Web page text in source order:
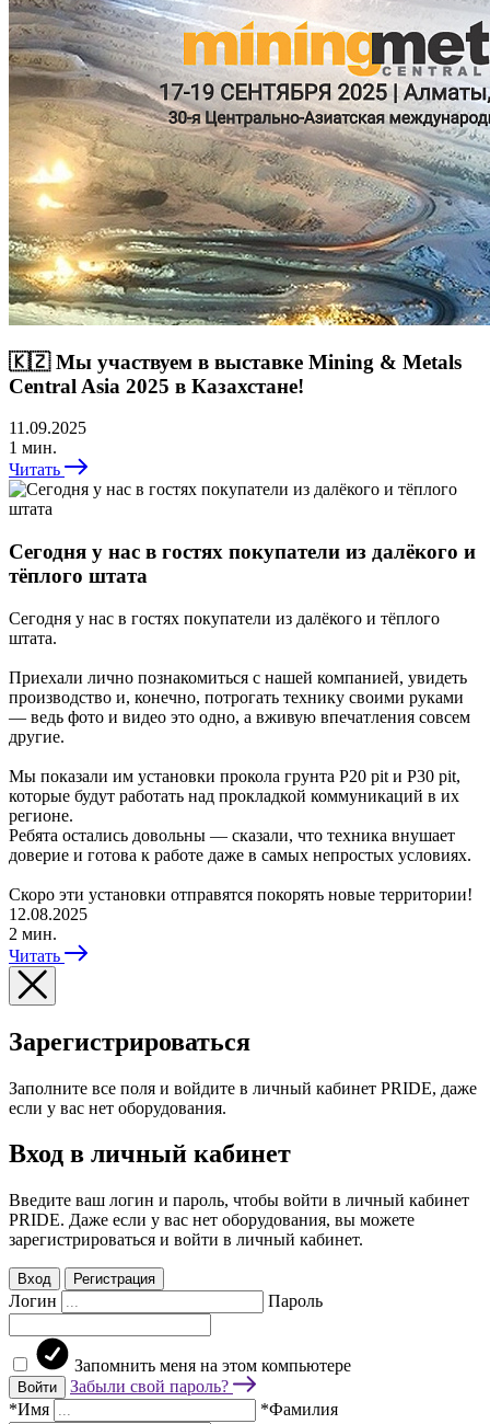
🇰🇿 Мы участвуем в выставке Mining & Metals
Central Asia 2025 в Казахстане!
11.09.2025
1 мин.
Читать
Сегодня у нас в гостях покупатели из далёкого и
тёплого штата
Сегодня у нас в гостях покупатели из далёкого и тёплого
штата.
Приехали лично познакомиться с нашей компанией, увидеть
производство и, конечно, потрогать технику своими руками
— ведь фото и видео это одно, а вживую впечатления совсем
другие.
Мы показали им установки прокола грунта Р20 pit и P30 pit,
которые будут работать над прокладкой коммуникаций в их
регионе.
Ребята остались довольны — сказали, что техника внушает
доверие и готова к работе даже в самых непростых условиях.
Скоро эти установки отправятся покорять новые территории!
12.08.2025
2 мин.
Читать
Зарегистрироваться
Заполните все поля и войдите в личный кабинет PRIDE, даже
если у вас нет оборудования.
Вход в личный кабинет
Введите ваш логин и пароль, чтобы войти в личный кабинет
PRIDE. Даже если у вас нет оборудования, вы можете
зарегистрироваться и войти в личный кабинет.
Вход Регистрация
Логин Пароль
Запомнить меня на этом компьютере
Войти
Забыли свой пароль?
*Имя
*Фамилия